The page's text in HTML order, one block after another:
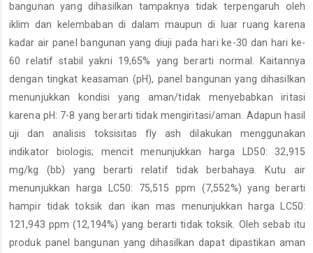
bangunan yang dihasilkan tampaknya tidak terpengaruh oleh
iklim dan kelembaban di dalam maupun di luar ruang karena
kadar air panel bangunan yang diuji pada hari ke-30 dan hari ke-
60 relatif stabil yakni 19,65% yang berarti normal. Kaitannya
dengan tingkat keasaman (pH), panel bangunan yang dihasilkan
menunjukkan kondisi yang aman/tidak menyebabkan iritasi
karena pH: 7-8 yang berarti tidak mengiritasi/aman. Adapun hasil
uji dan analisis toksisitas fly ash dilakukan menggunakan
indikator biologis; mencit menunjukkan harga LD50: 32,915
mg/kg (bb) yang berarti relatif tidak berbahaya. Kutu air
menunjukkan harga LC50: 75,515 ppm (7,552%) yang berarti
hampir tidak toksik dan ikan mas menunjukkan harga LC50:
121,943 ppm (12,194%) yang berarti tidak toksik. Oleh sebab itu
produk panel bangunan yang dihasilkan dapat dipastikan aman